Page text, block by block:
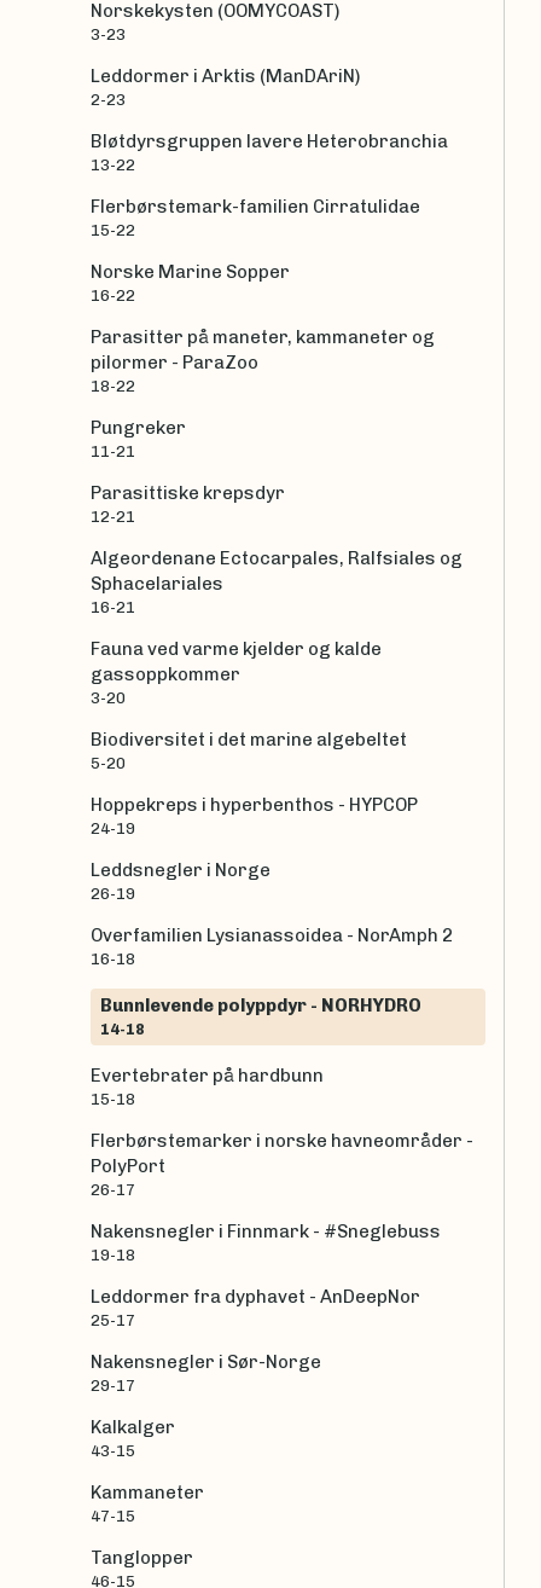
Norskekysten (OOMYCOAST)
3-23
Leddormer i Arktis (ManDAriN)
2-23
Bløtdyrsgruppen lavere Heterobranchia
13-22
Flerbørstemark-familien Cirratulidae
15-22
Norske Marine Sopper
16-22
Parasitter på maneter, kammaneter og
pilormer - ParaZoo
18-22
Pungreker
11-21
Parasittiske krepsdyr
12-21
Algeordenane Ectocarpales, Ralfsiales og
Sphacelariales
16-21
Fauna ved varme kjelder og kalde
gassoppkommer
3-20
Biodiversitet i det marine algebeltet
5-20
Hoppekreps i hyperbenthos - HYPCOP
24-19
Leddsnegler i Norge
26-19
Overfamilien Lysianassoidea - NorAmph 2
16-18
Bunnlevende polyppdyr - NORHYDRO
14-18
Evertebrater på hardbunn
15-18
Flerbørstemarker i norske havneområder -
PolyPort
26-17
Nakensnegler i Finnmark - #Sneglebuss
19-18
Leddormer fra dyphavet - AnDeepNor
25-17
Nakensnegler i Sør-Norge
29-17
Kalkalger
43-15
Kammaneter
47-15
Tanglopper
46-15